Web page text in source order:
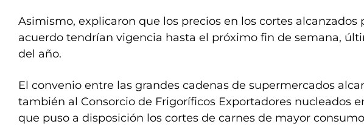
Asimismo, explicaron que los precios en los cortes alcanzados
acuerdo tendrían vigencia hasta el próximo fin de semana,
del año.
El convenio entre las grandes cadenas de supermercados
también al Consorcio de Frigoríficos Exportadores nucleados
que puso a disposición los cortes de carnes de mayor